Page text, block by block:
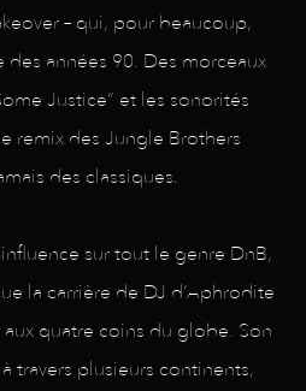
– qui, pour beaucoup,
années 90. Des morceaux
Justice” et les sonorités
remix des Jungle Brothers
des classiques.
sur tout le genre DnB,
la carrière de DJ d’Aphrodite
quatre coins du globe. Son
travers plusieurs continents,